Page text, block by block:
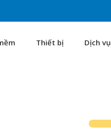
Thiết bị Dịch vụ